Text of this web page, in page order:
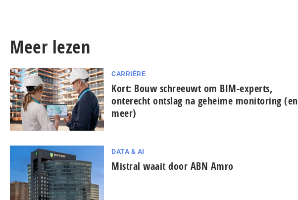
Meer lezen
CARRIÈRE
Kort: Bouw schreeuwt om BIM-experts,
onterecht ontslag na geheime monitoring (en
meer)
DATA & AI
Mistral waait door ABN Amro